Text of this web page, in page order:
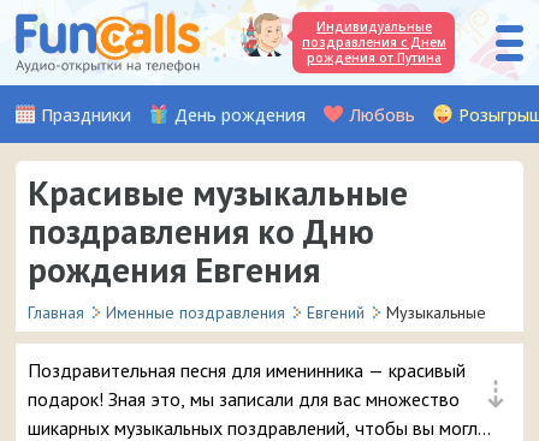
Индивидуальные
поздравления с Днем
рождения от Путина
Праздники День рождения Любовь
Красивые музыкальные
поздравления ко Дню
рождения Евгения
Главная Именные поздравления Евгений Музыкальные
⇣
Поздравительная песня для именинника — красивый
подарок! Зная это, мы записали для вас множество
шикарных музыкальных поздравлений, чтобы вы могли